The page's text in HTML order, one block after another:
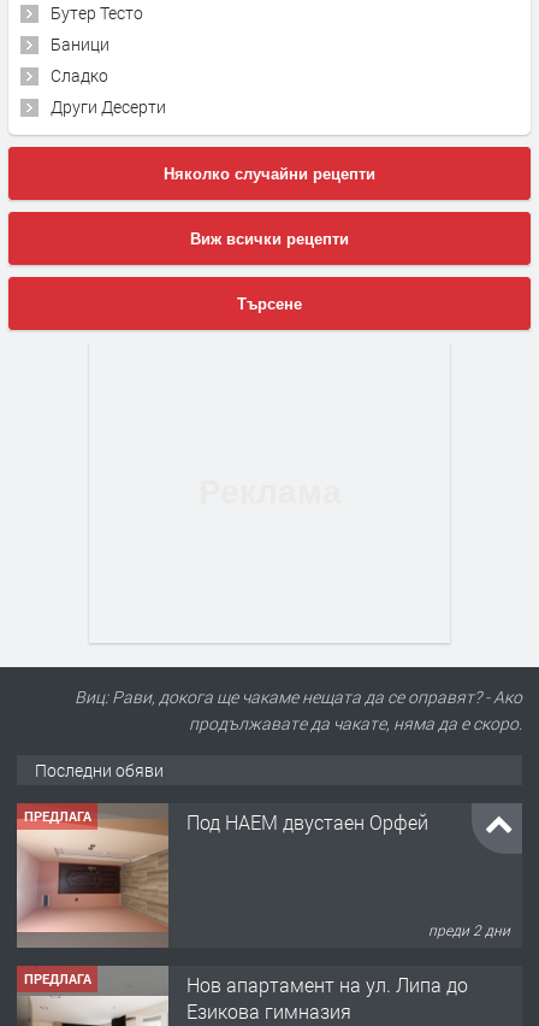
Бутер Тесто
Баници
Сладко
Други Десерти
Няколко случайни рецепти
Виж всички рецепти
Търсене
Виц: Рави, докога ще чакаме нещата да се оправят? - Ако
продължавате да чакате, няма да е скоро.
Последни обяви
ПРЕДЛАГА Под НАЕМ двустаен Орфей
преди 2 дни
ПРЕДЛАГА
Нов апартамент на ул. Липа до
Езикова гимназия